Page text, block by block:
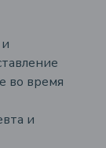
во время
и